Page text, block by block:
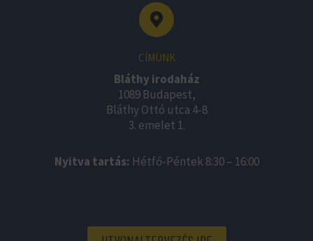
CÍMÜNK
Bláthy irodaház
1089 Budapest,
Bláthy Ottó utca 4-8
3. emelet 1.
Nyitva tartás: Hétfő-Péntek 8:30 – 16:00